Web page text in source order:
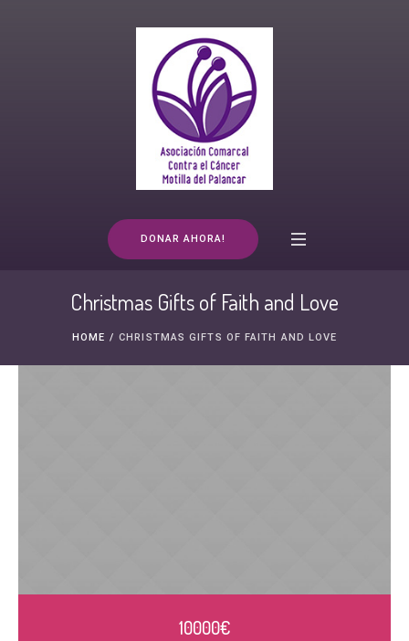
DONAR AHORA!
Christmas Gifts of Faith and Love
HOME / CHRISTMAS GIFTS OF FAITH AND LOVE
10000€